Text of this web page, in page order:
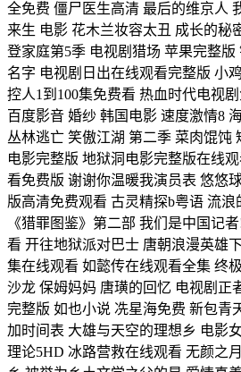
全免费 僵尸医生高清 最后的维京人
来生 电影 花木兰妆容太丑 成长的秘
登家庭第5季 电视剧猎场 苹果完整
名字 电视剧日出在线观看完整版 小
控人1到100集免费看 热血时代电视
百度影音 婚纱 韩国电影 速度激情8
丛林逃亡 笑傲江湖 第二季 菜肉馄饨
电影完整版 地狱洞电影完整版在线
看免费版 谢谢你温暖我演员表 悠悠
版高清免费观看 古灵精探b粤语 流浪
《猎罪图鉴》第二部 我们是中国记
看 开往地狱派对巴士 唐朝浪漫英雄
集在线观看 如懿传在线观看全集 终
沙龙 保姆妈妈 唐璜的回忆 电视剧正
完整版 如也小说 冼星海免费 新包青
加时间表 大雄与天空的理想乡 电影
理论5HD 冰路营救在线观看 无颜之